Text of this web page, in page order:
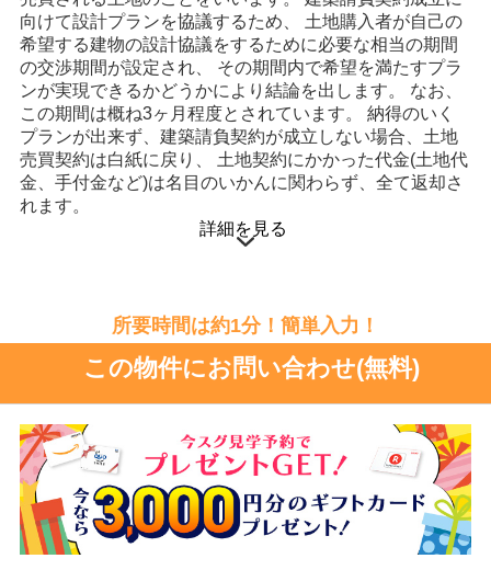
向けて設計プランを協議するため、 土地購入者が自己の
希望する建物の設計協議をするために必要な相当の期間
の交渉期間が設定され、 その期間内で希望を満たすプラ
ンが実現できるかどうかにより結論を出します。 なお、
この期間は概ね3ヶ月程度とされています。 納得のいく
プランが出来ず、建築請負契約が成立しない場合、土地
売買契約は白紙に戻り、 土地契約にかかった代金(土地代
金、手付金など)は名目のいかんに関わらず、全て返却さ
れます。
詳細を見る
所要時間は約1分！簡単入力！
この物件にお問い合わせ(無料)